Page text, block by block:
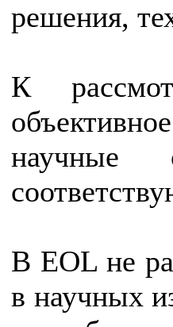
решения,
К
научные
В EOL не
в научных